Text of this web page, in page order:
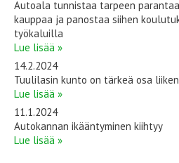
Autoala tunnistaa tarpeen
kauppaa ja panostaa siihen
työkaluilla
Lue lisää »
14.2.2024
Tuulilasin kunto on tärkeä osa
Lue lisää »
11.1.2024
Autokannan ikääntyminen kiihtyy
Lue lisää »